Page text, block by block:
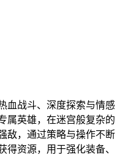
血战斗、深度探索与情感
属英雄，在迷宫般复杂的
敌，通过策略与操作不断
得资源，用于强化装备、